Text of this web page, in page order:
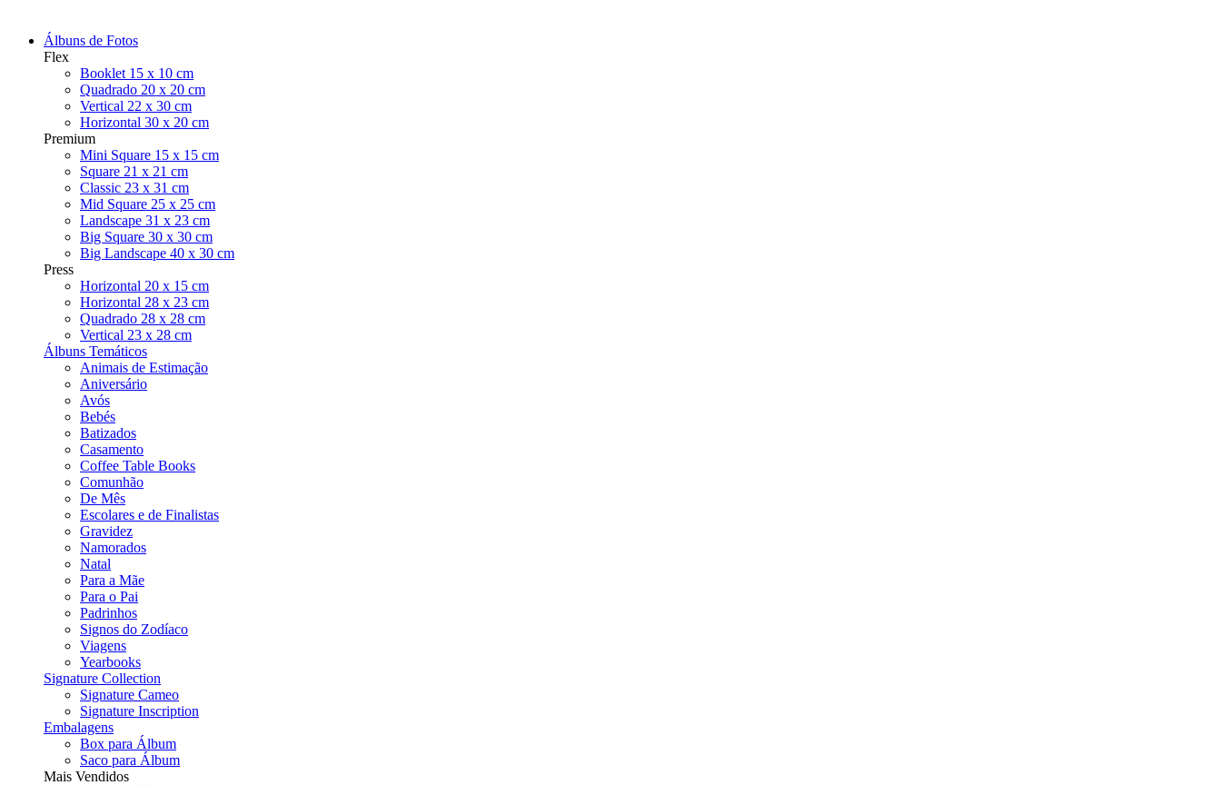
Álbuns de Fotos
Flex
Booklet 15 x 10 cm
Quadrado 20 x 20 cm
Vertical 22 x 30 cm
Horizontal 30 x 20 cm
Premium
Mini Square 15 x 15 cm
Square 21 x 21 cm
Classic 23 x 31 cm
Mid Square 25 x 25 cm
Landscape 31 x 23 cm
Big Square 30 x 30 cm
Big Landscape 40 x 30 cm
Press
Horizontal 20 x 15 cm
Horizontal 28 x 23 cm
Quadrado 28 x 28 cm
Vertical 23 x 28 cm
Álbuns Temáticos
Animais de Estimação
Aniversário
Avós
Bebés
Batizados
Casamento
Coffee Table Books
Comunhão
De Mês
Escolares e de Finalistas
Gravidez
Namorados
Natal
Para a Mãe
Para o Pai
Padrinhos
Signos do Zodíaco
Viagens
Yearbooks
Signature Collection
Signature Cameo
Signature Inscription
Embalagens
Box para Álbum
Saco para Álbum
Mais Vendidos